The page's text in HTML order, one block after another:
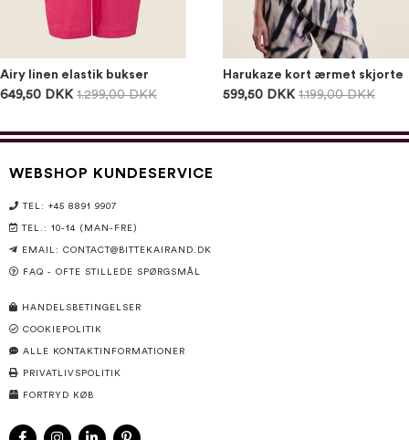
Airy linen elastik bukser
649,50 DKK 1.299,00 DKK
Harukaze kort ærmet skjorte
599,50 DKK 1.199,00 DKK
WEBSHOP KUNDESERVICE
TEL: +45 8891 9907
TEL.: 10-14 (MAN-FRE)
EMAIL: CONTACT@BITTEKAIRAND.DK
FAQ - OFTE STILLEDE SPØRGSMÅL
HANDELSBETINGELSER
COOKIEPOLITIK
ALLE KONTAKTINFORMATIONER
PRIVATLIVSPOLITIK
FORTRYD KØB